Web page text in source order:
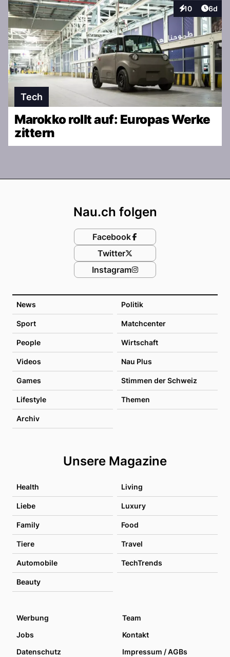
10
Interaktionen
6d
Tech
Marokko rollt auf: Europas Werke
zittern
News Politik
Sport Matchcenter
People Wirtschaft
Videos Nau Plus
Games Stimmen der Schweiz
Lifestyle Themen
Archiv
Unsere Magazine
Health Living
Liebe Luxury
Family Food
Tiere Travel
Automobile TechTrends
Beauty
Nau.ch folgen
Facebook
Twitter
Instagram
Werbung
Team
Jobs
Kontakt
Datenschutz
Impressum / AGBs